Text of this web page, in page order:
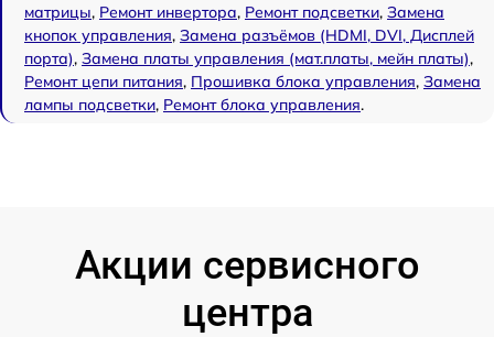
матрицы, Ремонт инвертора, Ремонт подсветки, Замена
кнопок управления, Замена разъёмов (HDMI, DVI, Дисплей
порта), Замена платы управления (мат.платы, мейн платы),
Ремонт цепи питания, Прошивка блока управления, Замена
лампы подсветки, Ремонт блока управления.
Акции сервисного
центра